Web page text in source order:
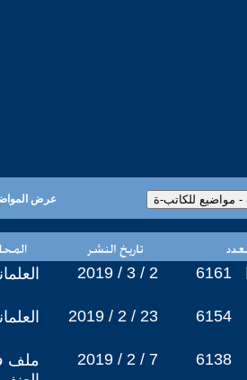
عرض
2019 / 3 / 2 6161
2019 / 2 / 23 6154
ملف
2019 / 2 / 7 6138